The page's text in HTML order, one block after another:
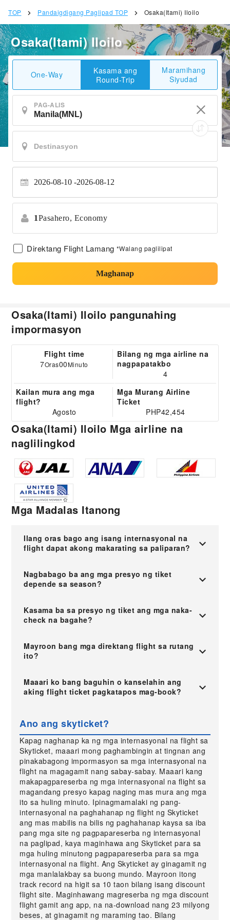
TOP Pandaigdigang Paglipad TOP Osaka(Itami) Iloilo
Osaka(Itami) Iloilo
One-Way
Kasama ang
Round-Trip
Maramihang
Siyudad
PAG-ALIS
2026-08-10 2026-08-12
1Pasahero, Economy
Direktang Flight Lamang *Walang paglilipat
Maghanap
Osaka(Itami) Iloilo pangunahing
impormasyon
Flight time
7Oras00Minuto
Bilang ng mga airline na
nagpapatakbo
4
Kailan mura ang mga
flight?
Agosto
Mga Murang Airline
Ticket
PHP42,454
Osaka(Itami) Iloilo Mga airline na
naglilingkod
Mga Madalas Itanong
Ilang oras bago ang isang internasyonal na
flight dapat akong makarating sa paliparan?
Nagbabago ba ang mga presyo ng tiket
depende sa season?
Kasama ba sa presyo ng tiket ang mga naka-
check na bagahe?
Mayroon bang mga direktang flight sa rutang
ito?
Maaari ko bang baguhin o kanselahin ang
aking flight ticket pagkatapos mag-book?
Ano ang skyticket?
Kapag naghanap ka ng mga internasyonal na flight sa
Skyticket, maaari mong paghambingin at tingnan ang
pinakabagong impormasyon sa mga internasyonal na
flight na magagamit nang sabay-sabay. Maaari kang
makapagpareserba ng mga internasyonal na flight sa
magandang presyo kapag naging mas mura ang mga
ito sa huling minuto. Ipinagmamalaki ng pang-
internasyonal na paghahanap ng flight ng Skyticket
ang mas mabilis na bilis ng paghahanap kaysa sa iba
pang mga site ng pagpapareserba ng internasyonal
na paglipad, kaya maginhawa ang Skyticket para sa
mga huling minutong pagpapareserba para sa mga
internasyonal na flight. Ang Skyticket ay ginagamit ng
mga manlalakbay sa buong mundo. Mayroon itong
track record na higit sa 10 taon bilang isang discount
flight site. Maginhawang magreserba ng mga discount
flight gamit ang app, na na-download nang 23 milyong
beses, at ginagamit ng maraming tao. Bilang